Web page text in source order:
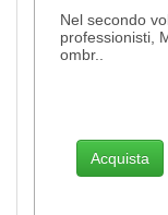
Nel secondo
professionisti,
ombr..
Acquista